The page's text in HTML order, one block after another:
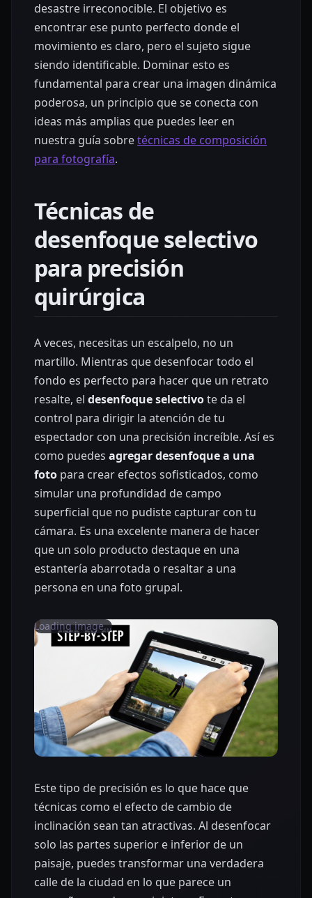
desastre irreconocible. El objetivo es
encontrar ese punto perfecto donde el
movimiento es claro, pero el sujeto sigue
siendo identificable. Dominar esto es
fundamental para crear una imagen dinámica
poderosa, un principio que se conecta con
ideas más amplias que puedes leer en
nuestra guía sobretécnicas de composición
para fotografía.
Técnicas de
desenfoque selectivo
para precisión
quirúrgica
A veces, necesitas un escalpelo, no un
martillo. Mientras que desenfocar todo el
fondo es perfecto para hacer que un retrato
resalte, el desenfoque selectivote da el
control para dirigir la atención de tu
espectador con una precisión increíble. Así es
como puedes agregar desenfoque a una
foto para crear efectos sofisticados, como
simular una profundidad de campo
superficial que no pudiste capturar con tu
cámara. Es una excelente manera de hacer
que un solo producto destaque en una
estantería abarrotada o resaltar a una
persona en una foto grupal.
Loading image...
Este tipo de precisión es lo que hace que
técnicas como el efecto de cambio de
inclinación sean tan atractivas. Al desenfocar
solo las partes superior e inferior de un
paisaje, puedes transformar una verdadera
calle de la ciudad en lo que parece un